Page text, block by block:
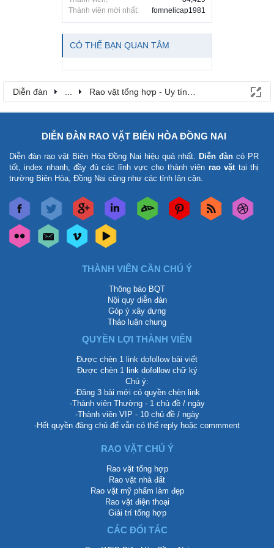
Thành viên mới nhất:
fomnelicap1981
CÓ THỂ BẠN QUAN TÂM
Diễn đàn Rao vặt tổng hợp - Uy tín - Miễn phí
DIỄN ĐÀN RAO VẶT BIÊN HÒA ĐỒNG NAI
Diễn đàn rao vặt Biên Hòa Đồng Nai hiệu quả nhất. Diễn đàn có PR
tốt, index nhanh, đầy đủ các lĩnh vực cho thành viên rao vặt tại thị
trường Biên Hòa, Đồng Nai cũng như các tỉnh lân cận.
THÀNH VIÊN CẦN CHÚ Ý
Thông báo BQT
Nội quy diễn đàn
Góp ý xây dựng
Thảo luận chung
QUYỀN LỢI THÀNH VIÊN
Được chèn 1 link dofollow bài viết
Được chèn 1 link dofollow chữ ký
Chú ý:
-Đăng 3 bài mới có quyền chèn link
-Thành viên Thường - 1 chủ đề / ngày
-Thành viên VIP - 10 chủ đề / ngày
-Hết quyền đăng chủ để vẫn có thể reply hoặc commment
RAO VẶT CHÚ Ý
Rao vặt tổng hợp
Rao vặt nhà đất
Rao vặt mỹ phẩm làm đẹp
Rao vặt điện thoại
Giải trí tổng hợp
CÁC ĐỐI TÁC